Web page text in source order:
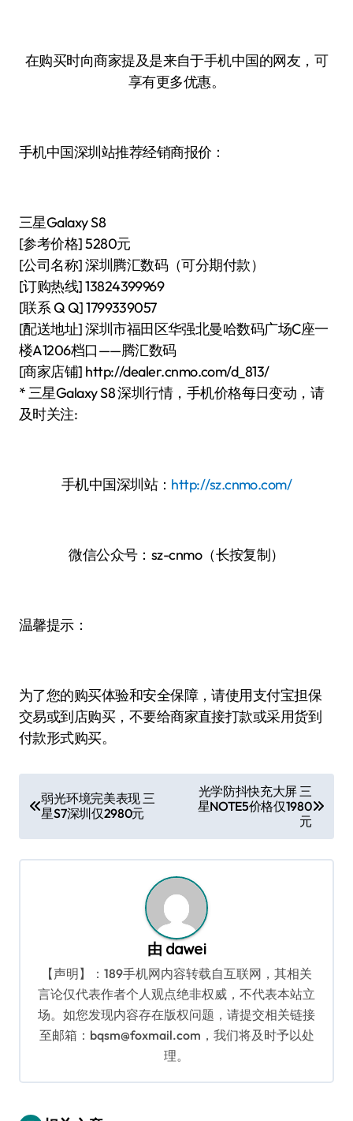
在购买时向商家提及是来自于手机中国的网友，可
享有更多优惠。
手机中国深圳站推荐经销商报价：
三星Galaxy S8
[参考价格] 5280元
[公司名称] 深圳腾汇数码（可分期付款）
[订购热线] 13824399969
[联系 Q Q] 1799339057
[配送地址] 深圳市福田区华强北曼哈数码广场C座一
楼A1206档口——腾汇数码
[商家店铺] http://dealer.cnmo.com/d_813/
* 三星Galaxy S8 深圳行情，手机价格每日变动，请
及时关注:
手机中国深圳站： http://sz.cnmo.com/
微信公众号：sz-cnmo（长按复制）
温馨提示：
为了您的购买体验和安全保障，请使用支付宝担保
交易或到店购买，不要给商家直接打款或采用货到
付款形式购买。
章
导
航
弱光环境完美表现 三
星S7深圳仅2980元
光学防抖快充大屏 三
星NOTE5价格仅1980
元
由 dawei
【声明】：189手机网内容转载自互联网，其相关
言论仅代表作者个人观点绝非权威，不代表本站立
场。如您发现内容存在版权问题，请提交相关链接
至邮箱：bqsm@foxmail.com，我们将及时予以处
理。